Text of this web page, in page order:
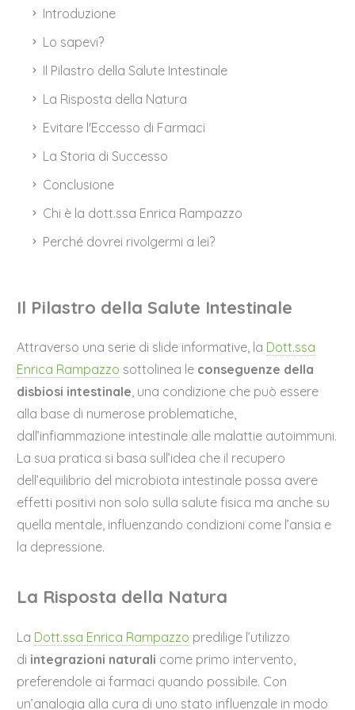
Introduzione
Lo sapevi?
Il Pilastro della Salute Intestinale
La Risposta della Natura
Evitare l'Eccesso di Farmaci
La Storia di Successo
Conclusione
Chi è la dott.ssa Enrica Rampazzo
Perché dovrei rivolgermi a lei?
Il Pilastro della Salute Intestinale
Attraverso una serie di slide informative, la Dott.ssa
Enrica Rampazzo sottolinea le conseguenze della
disbiosi intestinale, una condizione che può essere
alla base di numerose problematiche,
dall’infiammazione intestinale alle malattie autoimmuni.
La sua pratica si basa sull’idea che il recupero
dell’equilibrio del microbiota intestinale possa avere
effetti positivi non solo sulla salute fisica ma anche su
quella mentale, influenzando condizioni come l’ansia e
la depressione.
La Risposta della Natura
La Dott.ssa Enrica Rampazzo predilige l’utilizzo
di integrazioni naturali come primo intervento,
preferendole ai farmaci quando possibile. Con
un’analogia alla cura di uno stato influenzale in modo